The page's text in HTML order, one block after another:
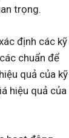
trọng.
định các kỹ
chuẩn để
quả của kỹ
hiệu quả của